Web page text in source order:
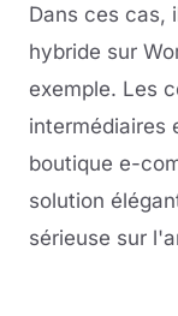
Dans ces cas,
hybride sur
exemple. Les
intermédiaires
boutique e-
solution
sérieuse sur